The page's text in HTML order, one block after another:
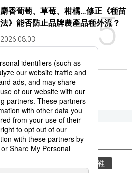
5
麝香葡萄、草莓、柑橘…修正《種苗
法》能否防止品牌農產品種外流？
2026.08.03
更多
脫鞋